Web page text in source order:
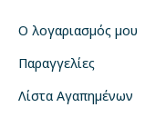
Ο λογαριασμός μου
Παραγγελίες
Λίστα Αγαπημένων